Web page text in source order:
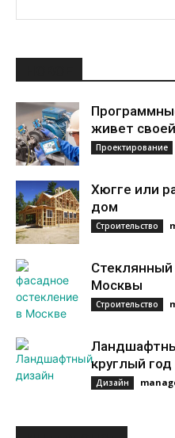
живет
Проектирование
Хюгге или
дом
Строительство
Стеклянный
Москвы
Строительство
круглый год
Дизайн